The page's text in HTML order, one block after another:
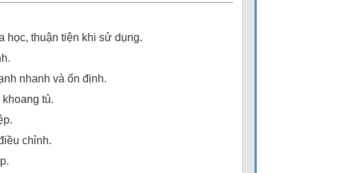
học, thuận tiện khi sử dụng.
nhanh và ổn định.
tủ.
chỉnh.